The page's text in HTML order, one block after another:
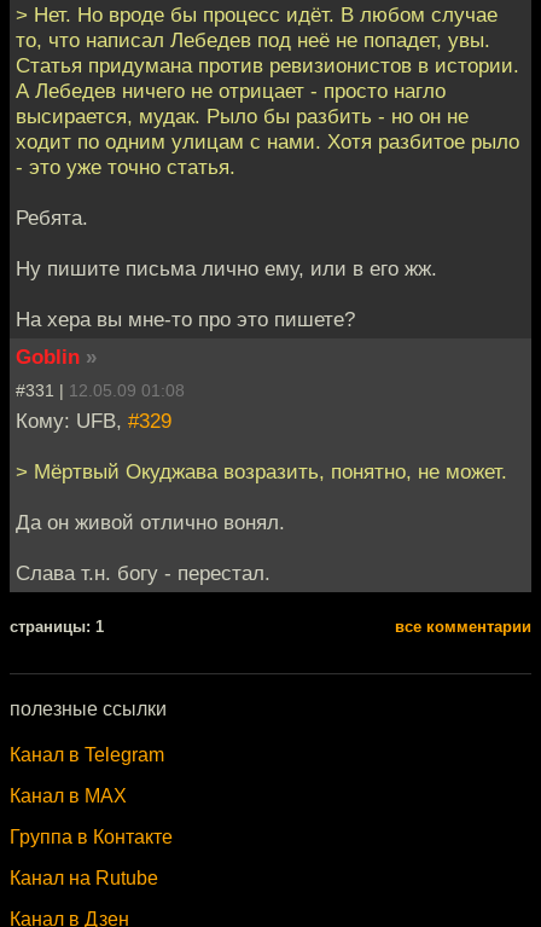
> Нет. Но вроде бы процесс идёт. В любом случае
то, что написал Лебедев под неё не попадет, увы.
Статья придумана против ревизионистов в истории.
А Лебедев ничего не отрицает - просто нагло
высирается, мудак. Рыло бы разбить - но он не
ходит по одним улицам с нами. Хотя разбитое рыло
- это уже точно статья.
Ребята.
Ну пишите письма лично ему, или в его жж.
На хера вы мне-то про это пишете?
Goblin »
#331 | 12.05.09 01:08
Кому: UFB, #329
> Мёртвый Окуджава возразить, понятно, не может.
Да он живой отлично вонял.
Слава т.н. богу - перестал.
cтраницы: 1 все комментарии
полезные ссылки
Канал в Telegram
Канал в MAX
Группа в Контакте
Канал на Rutube
Канал в Дзен